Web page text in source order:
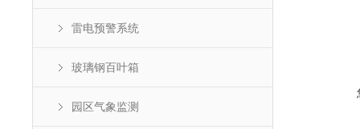
雷电预警系统
玻璃钢百叶箱
园区气象监测